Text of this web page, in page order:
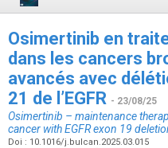
Osimertinib en
dans les cancers
avancés avec
21 de l’EGFR - 23/08/25
Osimertinib – maintenance
cancer with EGFR exon 19
Doi : 10.1016/j.bulcan.2025.03.015